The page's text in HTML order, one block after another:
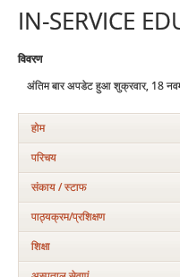
IN-SERVICE
विवरण
अंतिम बार अपडेट हुआ शुक्रवार, 18
होम
परिचय
संकाय / स्टाफ
पाठ्यक्रम/प्रशिक्षण
शिक्षा